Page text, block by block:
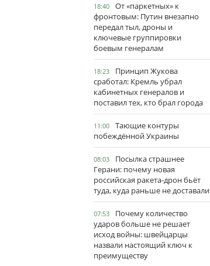
18:40
От «паркетных» к
фронтовым: Путин внезапно
передал тыл, дроны и
ключевые группировки
боевым генералам
18:23
Принцип Жукова
сработал: Кремль убрал
кабинетных генералов и
поставил тех, кто брал города
11:00
Тающие контуры
побеждённой Украины
08:03
Посылка страшнее
Герани: почему новая
российская ракета-дрон бьёт
туда, куда раньше не доставали
07:53
Почему количество
ударов больше не решает
исход войны: швейцарцы
назвали настоящий ключ к
преимуществу